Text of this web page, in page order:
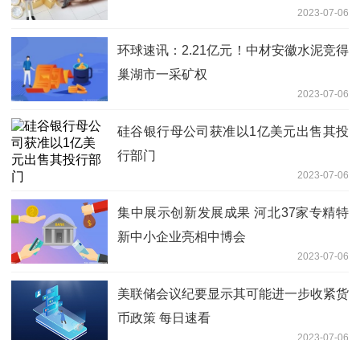
2023-07-06
环球速讯：2.21亿元！中材安徽水泥竞得
巢湖市一采矿权
2023-07-06
硅谷银行母公司获准以1亿美元出售其投
行部门
2023-07-06
集中展示创新发展成果 河北37家专精特
新中小企业亮相中博会
2023-07-06
美联储会议纪要显示其可能进一步收紧货
币政策 每日速看